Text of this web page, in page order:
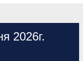
2026г.